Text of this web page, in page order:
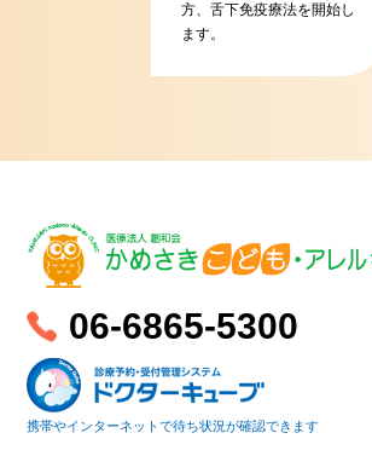
方、舌下免疫療法を開始し
ます。
06-6865-5300
携帯やインターネットで待ち状況が確認できます